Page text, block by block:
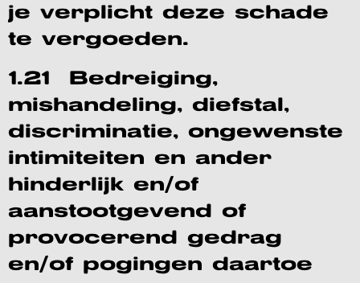
je verplicht deze schade
te vergoeden.
1.21 Bedreiging,
mishandeling, diefstal,
discriminatie, ongewenste
intimiteiten en ander
hinderlijk en/of
aanstootgevend of
provocerend gedrag
en/of pogingen daartoe